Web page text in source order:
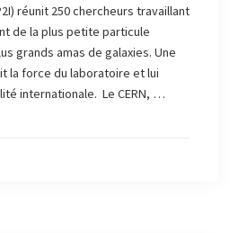
réunit 250 chercheurs travaillant
de la plus petite particule
grands amas de galaxies. Une
la force du laboratoire et lui
internationale. Le CERN, …